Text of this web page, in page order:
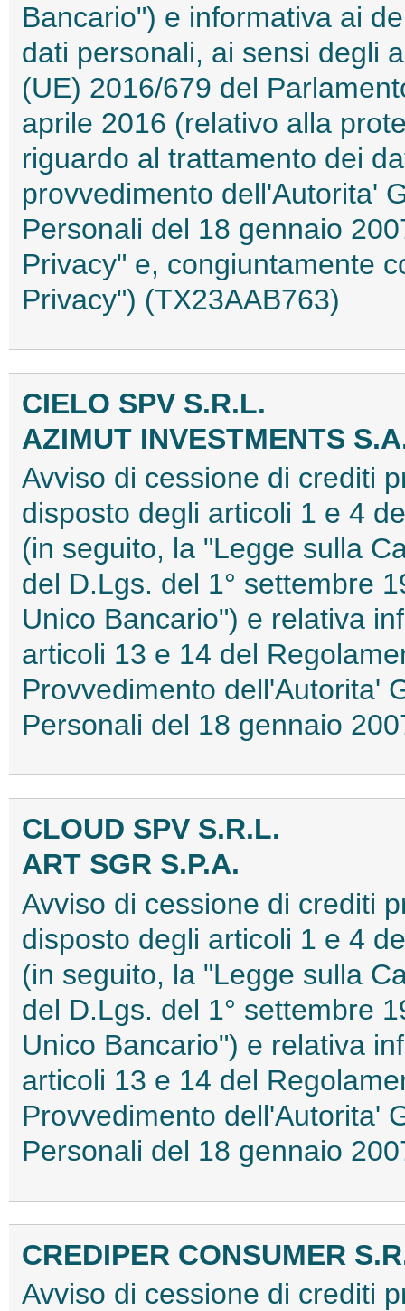
Bancario") e informativa ai
dati personali, ai sensi degli
(UE) 2016/679 del
aprile 2016 (relativo alla
riguardo al trattamento dei
provvedimento dell'Autorita'
Personali del 18 gennaio
Privacy" e, congiuntamente
Privacy") (TX23AAB763)
CIELO SPV S.R.L.
AZIMUT INVESTMENTS
Avviso di cessione di crediti
disposto degli articoli 1 e 4
(in seguito, la "Legge sulla
del D.Lgs. del 1° settembre
Unico Bancario") e relativa
articoli 13 e 14 del
Provvedimento dell'Autorita'
Personali del 18 gennaio
CLOUD SPV S.R.L.
ART SGR S.P.A.
Avviso di cessione di crediti
disposto degli articoli 1 e 4
(in seguito, la "Legge sulla
del D.Lgs. del 1° settembre
Unico Bancario") e relativa
articoli 13 e 14 del
Provvedimento dell'Autorita'
Personali del 18 gennaio
CREDIPER CONSUMER
Avviso di cessione di crediti